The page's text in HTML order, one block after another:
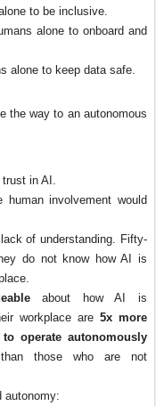
to be inclusive.
alone to onboard and
alone to keep data safe.
the way to an autonomous
trust in AI.
involvement would
of understanding. Fifty-
do not know how AI is
about how AI is
workplace are 5x more
operate autonomously
those who are not
autonomy: